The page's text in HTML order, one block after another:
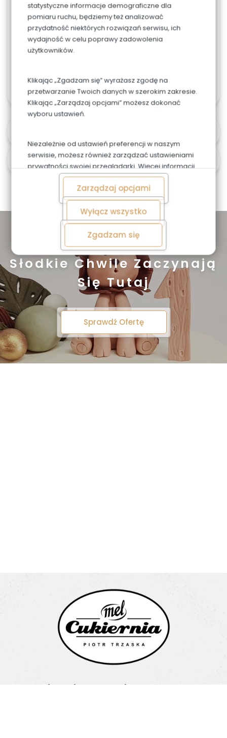
statystyczne informacje demograficzne dla
pomiaru ruchu, będziemy też analizować
przydatność niektórych rozwiązań serwisu, ich
wydajność w celu poprawy zadowolenia
użytkowników.
Klikając „Zgadzam się” wyrażasz zgodę na
przetwarzanie Twoich danych w szerokim zakresie.
Klikając „Zarządzaj opcjami” możesz dokonać
wyboru ustawień.
Niezależnie od ustawień preferencji w naszym
serwisie, możesz również zarządzać ustawieniami
prywatności swojej przeglądarki. Więcej informacji
o przetwarzaniu danych znajdziesz wPolityce
Zarządzaj opcjami
Wyłącz wszystko
Zgadzam się
Napis w cenie.
Jeśli chcesz zamówić większy tort - skontaktuj się
z nami.
zamówienia. Skontaktuj się z nami 603487707
Czas i koszt dostawy
Zapoznaj się z naszą ofertą
Słodkie Chwile Zaczynają
Się Tutaj
Sprawdź Ofertę
Cukiernia Mel Piotr Trzaska